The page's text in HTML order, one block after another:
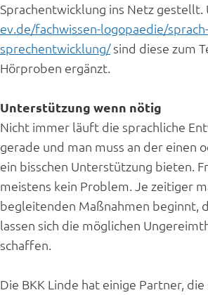
Sprachentwicklung ins Netz gestellt.
ev.de/fachwissen-logopaedie/
sprechentwicklung/sind diese zum
Hörproben ergänzt.
Unterstützung wenn nötig
Nicht immer läuft die sprachliche
gerade und man muss an der einen
ein bisschen Unterstützung bieten.
meistens kein Problem. Je zeitiger
begleitenden Maßnahmen beginnt,
lassen sich die möglichen
schaffen.
Die BKK Linde hat einige Partner, die